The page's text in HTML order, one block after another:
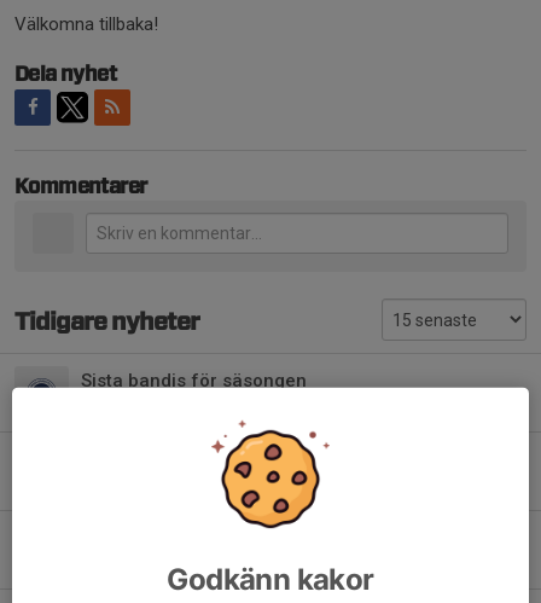
Välkomna tillbaka!
Dela nyhet
Kommentarer
Tidigare nyheter
Sista bandis för säsongen
Info till målsmän för deltagare på Bandis
0
20 nov 2025 0
Godkänn kakor